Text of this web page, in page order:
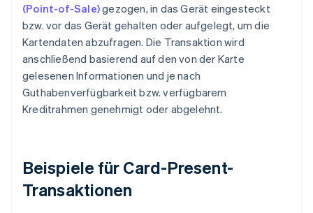
(Point-of-Sale)gezogen, in das Gerät eingesteckt
bzw. vor das Gerät gehalten oder aufgelegt, um die
Kartendaten abzufragen. Die Transaktion wird
anschließend basierend auf den von der Karte
gelesenen Informationen und je nach
Guthabenverfügbarkeit bzw. verfügbarem
Kreditrahmen genehmigt oder abgelehnt.
Beispiele für Card-Present-
Transaktionen